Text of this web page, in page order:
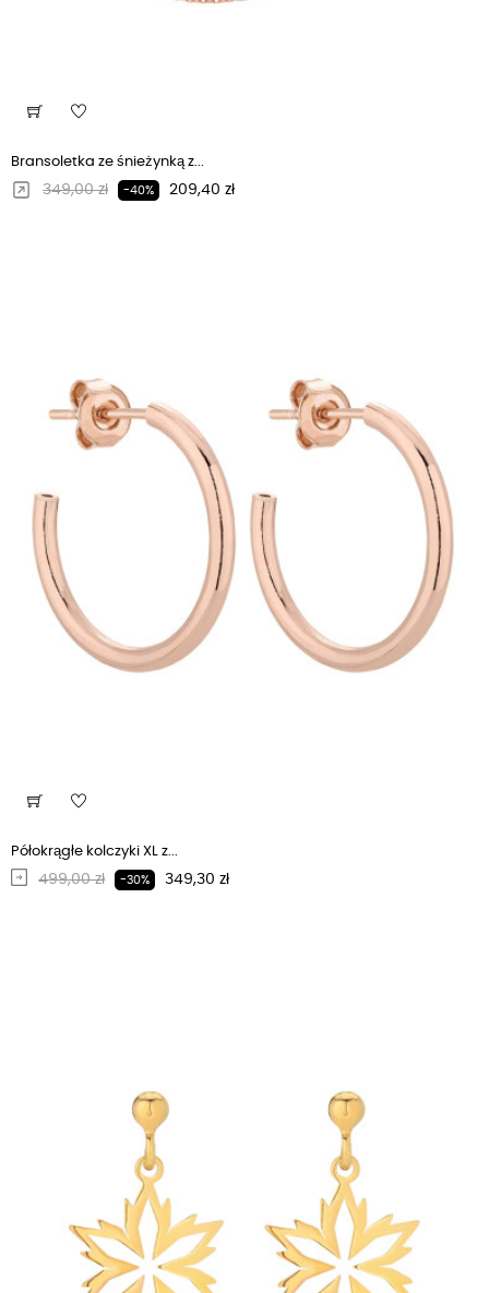
Bransoletka ze śnieżynką z...
Regularna cena
349,00 zł -40% Cena
209,40 zł
Półokrągłe kolczyki XL z...
Regularna cena
499,00 zł -30% Cena
349,30 zł